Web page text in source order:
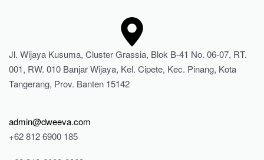
Jl. Wijaya Kusuma, Cluster Grassia, Blok B-41 No. 06-07, RT.
001, RW. 010 Banjar Wijaya, Kel. Cipete, Kec. Pinang, Kota
Tangerang, Prov. Banten 15142
admin@dweeva.com
+62 812 6900 185